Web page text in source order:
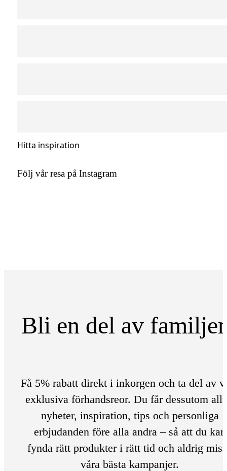
Hitta inspiration
Följ vår resa på Instagram
Bli en del av
Få 5% rabatt direkt i inkorgen och ta del av
exklusiva förhandsreor. Du får dessutom
nyheter, inspiration, tips och personliga
erbjudanden före alla andra – så att du kan
fynda rätt produkter i rätt tid och aldrig
våra bästa kampanjer.